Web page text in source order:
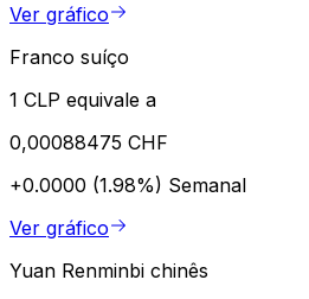
Ver gráfico
Franco suíço
1 CLP equivale a
0,00088475 CHF
+0.0000 (1.98%) Semanal
Ver gráfico
Yuan Renminbi chinês